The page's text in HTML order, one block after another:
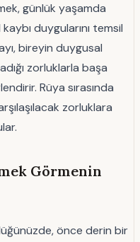
günlük yaşamda
duygularını temsil
bireyin duygusal
zorluklarla başa
Rüya sırasında
zorluklara
Görmenin
önce derin bir